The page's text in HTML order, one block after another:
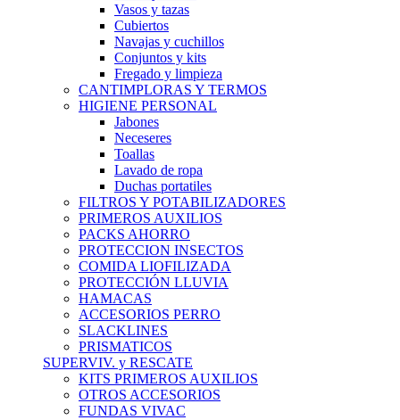
Vasos y tazas
Cubiertos
Navajas y cuchillos
Conjuntos y kits
Fregado y limpieza
CANTIMPLORAS Y TERMOS
HIGIENE PERSONAL
Jabones
Neceseres
Toallas
Lavado de ropa
Duchas portatiles
FILTROS Y POTABILIZADORES
PRIMEROS AUXILIOS
PACKS AHORRO
PROTECCION INSECTOS
COMIDA LIOFILIZADA
PROTECCIÓN LLUVIA
HAMACAS
ACCESORIOS PERRO
SLACKLINES
PRISMATICOS
SUPERVIV. y RESCATE
KITS PRIMEROS AUXILIOS
OTROS ACCESORIOS
FUNDAS VIVAC